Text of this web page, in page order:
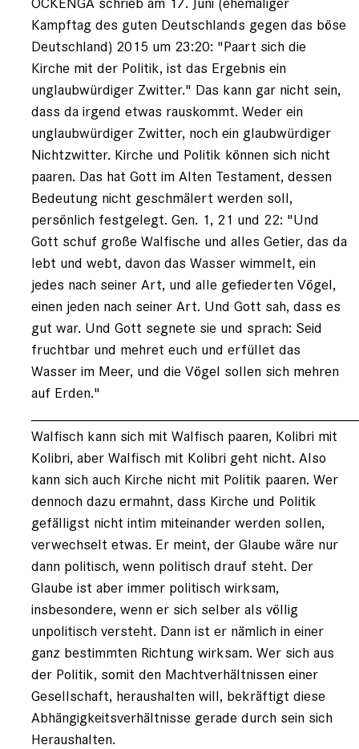
Kampftag des guten Deutschlands gegen das böse
Deutschland) 2015 um 23:20: "Paart sich die
Kirche mit der Politik, ist das Ergebnis ein
unglaubwürdiger Zwitter." Das kann gar nicht sein,
dass da irgend etwas rauskommt. Weder ein
unglaubwürdiger Zwitter, noch ein glaubwürdiger
Nichtzwitter. Kirche und Politik können sich nicht
paaren. Das hat Gott im Alten Testament, dessen
Bedeutung nicht geschmälert werden soll,
persönlich festgelegt. Gen. 1, 21 und 22: "Und
Gott schuf große Walfische und alles Getier, das da
lebt und webt, davon das Wasser wimmelt, ein
jedes nach seiner Art, und alle gefiederten Vögel,
einen jeden nach seiner Art. Und Gott sah, dass es
gut war. Und Gott segnete sie und sprach: Seid
fruchtbar und mehret euch und erfüllet das
Wasser im Meer, und die Vögel sollen sich mehren
auf Erden."
Walfisch kann sich mit Walfisch paaren, Kolibri mit
Kolibri, aber Walfisch mit Kolibri geht nicht. Also
kann sich auch Kirche nicht mit Politik paaren. Wer
dennoch dazu ermahnt, dass Kirche und Politik
gefälligst nicht intim miteinander werden sollen,
verwechselt etwas. Er meint, der Glaube wäre nur
dann politisch, wenn politisch drauf steht. Der
Glaube ist aber immer politisch wirksam,
insbesondere, wenn er sich selber als völlig
unpolitisch versteht. Dann ist er nämlich in einer
ganz bestimmten Richtung wirksam. Wer sich aus
der Politik, somit den Machtverhältnissen einer
Gesellschaft, heraushalten will, bekräftigt diese
Abhängigkeitsverhältnisse gerade durch sein sich
Heraushalten.